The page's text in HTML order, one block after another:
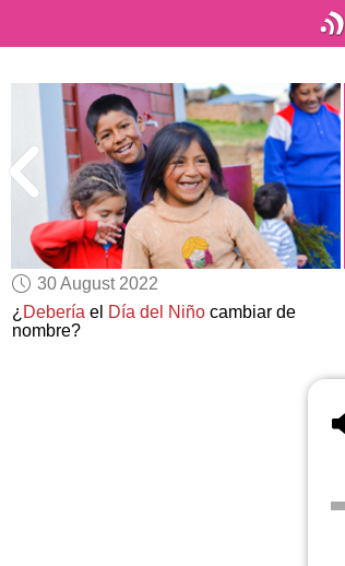
30 August 2022
¿Debería el Día del Niño cambiar de
nombre?